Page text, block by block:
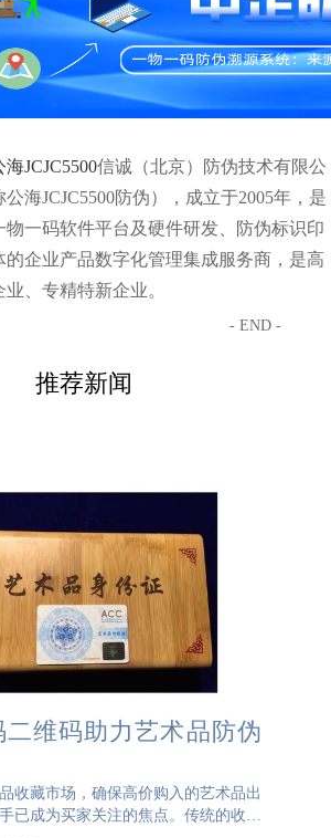
海JCJC5500信诚（北京）防伪技术有限公
海JCJC5500防伪），成立于2005年，是
物一码软件平台及硬件研发、防伪标识印
的企业产品数字化管理集成服务商，是高
业、专精特新企业。
- END -
推荐新闻
二维码助力艺术品防伪
收藏市场，确保高价购入的艺术品出
已成为买家关注的焦点。传统的收藏